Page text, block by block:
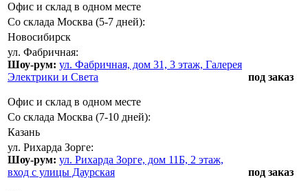
Офис и склад в одном месте
Со склада Москва (5-7 дней):
Новосибирск
ул. Фабричная:
Шоу-рум: ул. Фабричная, дом 31, 3 этаж, Галерея
Электрики и Света
Офис и склад в одном месте
под заказ
Со склада Москва (7-10 дней):
Казань
ул. Рихарда Зорге:
Шоу-рум: ул. Рихарда Зорге, дом 11Б, 2 этаж,
вход с улицы Даурская
под заказ